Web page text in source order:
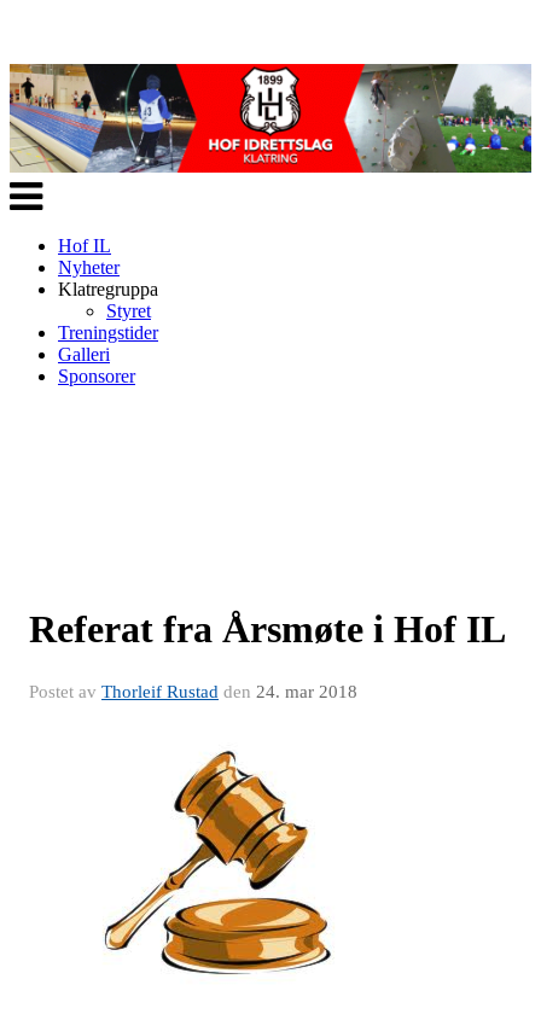
Veksle
navigasjon
Hof IL
Nyheter
Klatregruppa
Styret
Treningstider
Galleri
Sponsorer
Referat fra Årsmøte i Hof IL
Postet av Thorleif Rustad den 24. mar 2018